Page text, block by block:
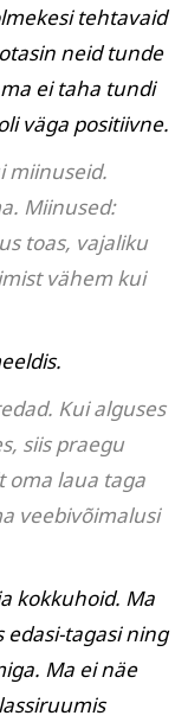
tehtavaid
neid tunde
ei taha tundi
väga positiivne.
miinuseid.
Miinused:
toas, vajaliku
vähem kui
Kui alguses
siis praegu
oma laua taga
veebivõimalusi
kokkuhoid. Ma
tagasi ning
Ma ei näe